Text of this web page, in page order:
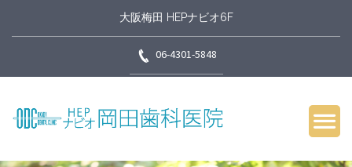
大阪梅田 HEPナビオ6F
06-4301-5848